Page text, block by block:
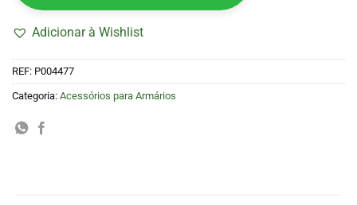
Adicionar à Wishlist
REF: P004477
Categoria: Acessórios para Armários